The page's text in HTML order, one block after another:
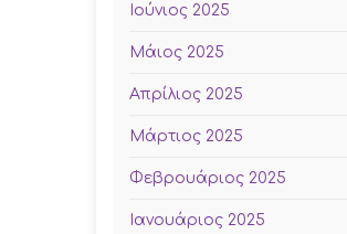
Ιούνιος 2025
Μάιος 2025
Απρίλιος 2025
Μάρτιος 2025
Φεβρουάριος 2025
Ιανουάριος 2025